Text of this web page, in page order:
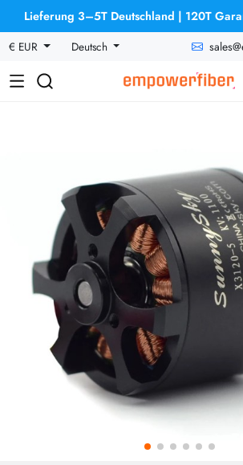
Lieferung 3–5T Deutschland | 120T
€ EUR
Deutsch